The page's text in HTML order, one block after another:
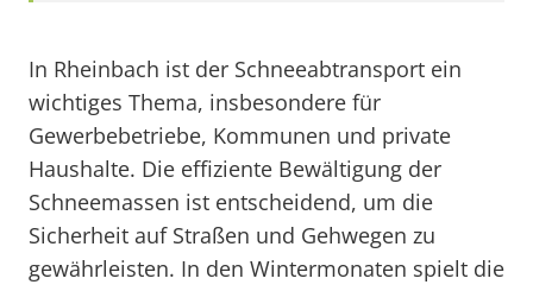
In Rheinbach ist der Schneeabtransport ein
wichtiges Thema, insbesondere für
Gewerbebetriebe, Kommunen und private
Haushalte. Die effiziente Bewältigung der
Schneemassen ist entscheidend, um die
Sicherheit auf Straßen und Gehwegen zu
gewährleisten. In den Wintermonaten spielt die